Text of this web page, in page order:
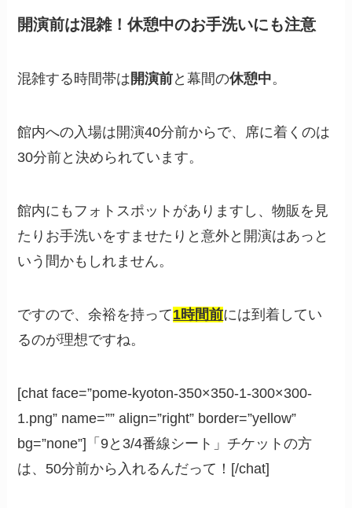
開演前は混雑！休憩中のお手洗いにも注意
混雑する時間帯は 開演前と幕間の休憩中。
館内への入場は開演40分前からで、席に着くのは
30分前と決められています。
館内にもフォトスポットがありますし、物販を見
たりお手洗いをすませたりと意外と開演はあっと
いう間かもしれません。
ですので、余裕を持って1時間前には到着してい
るのが理想ですね。
[chat face=”pome-kyoton-350×350-1-300×300-
1.png” name=”” align=”right” border=”yellow”
bg=”none”]「9と3/4番線シート」チケットの方
は、50分前から入れるんだって！[/chat]